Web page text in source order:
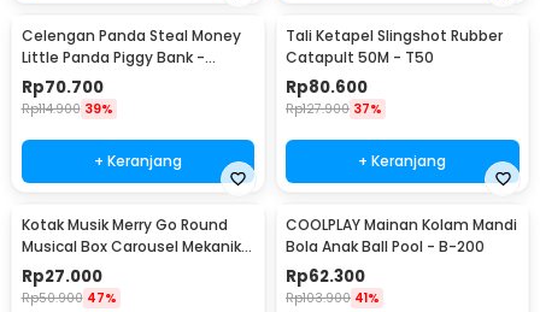
Celengan Panda Steal Money
Little Panda Piggy Bank -
MM8807-1
Rp70.700
Rp114.900 39%
+ Keranjang
Tali Ketapel Slingshot Rubber
Catapult 50M - T50
Rp80.600
Rp127.900 37%
+ Keranjang
Kotak Musik Merry Go Round
Musical Box Carousel Mekanikal
- HD-Y02
Rp27.000
Rp50.900 47%
COOLPLAY Mainan Kolam Mandi
Bola Anak Ball Pool - B-200
Rp62.300
Rp103.900 41%